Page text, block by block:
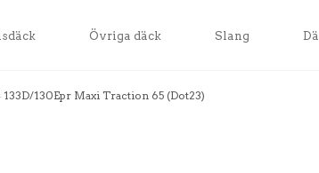
Övriga däck Slang
130Epr Maxi Traction 65 (Dot23)